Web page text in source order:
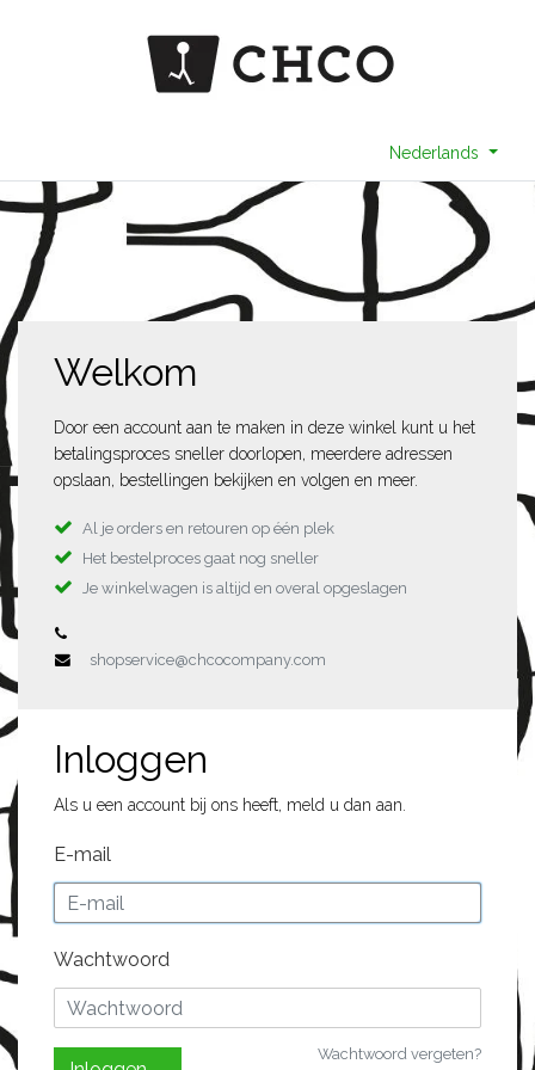
Nederlands
Welkom
Door een account aan te maken in deze winkel kunt u het
betalingsproces sneller doorlopen, meerdere adressen
opslaan, bestellingen bekijken en volgen en meer.
Al je orders en retouren op één plek
Het bestelproces gaat nog sneller
Je winkelwagen is altijd en overal opgeslagen
shopservice@chcocompany.com
Inloggen
Als u een account bij ons heeft, meld u dan aan.
E-mail
Wachtwoord
Wachtwoord vergeten?